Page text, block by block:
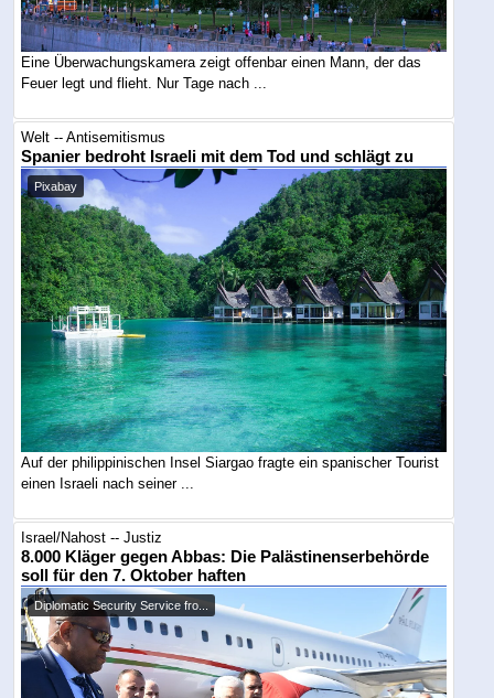
Eine Überwachungskamera zeigt offenbar einen Mann, der das
Feuer legt und flieht. Nur Tage nach ...
Welt -- Antisemitismus
Spanier bedroht Israeli mit dem Tod und schlägt zu
Pixabay
Auf der philippinischen Insel Siargao fragte ein spanischer Tourist
einen Israeli nach seiner ...
Israel/Nahost -- Justiz
8.000 Kläger gegen Abbas: Die Palästinenserbehörde
soll für den 7. Oktober haften
Diplomatic Security Service fro...